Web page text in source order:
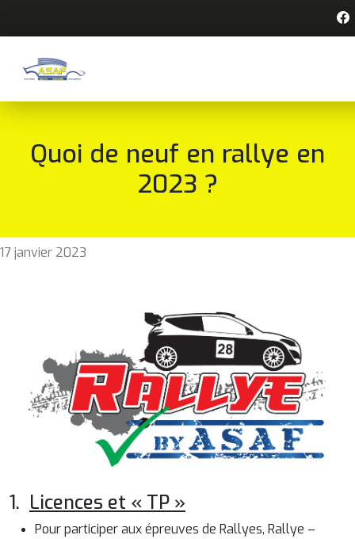
Quoi de neuf en rallye en
2023 ?
17 janvier 2023
1. Licences et « TP »
Pour participer aux épreuves de Rallyes, Rallye –